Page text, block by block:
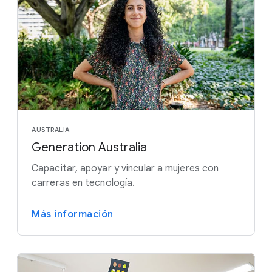
AUSTRALIA
Generation Australia
Capacitar, apoyar y vincular a mujeres con
carreras en tecnología.
Más información